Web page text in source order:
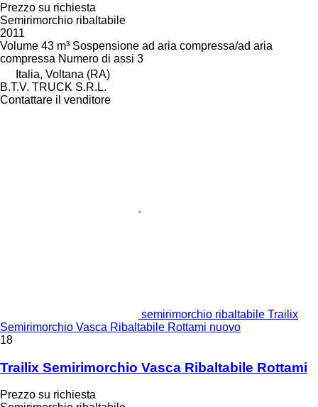
Prezzo su richiesta
Semirimorchio ribaltabile
2011
Volume 43 m³ Sospensione ad aria compressa/ad aria
compressa Numero di assi 3
Italia, Voltana (RA)
B.T.V. TRUCK S.R.L.
Contattare il venditore
semirimorchio ribaltabile Trailix
Semirimorchio Vasca Ribaltabile Rottami nuovo
18
Trailix Semirimorchio Vasca Ribaltabile Rottami
Prezzo su richiesta